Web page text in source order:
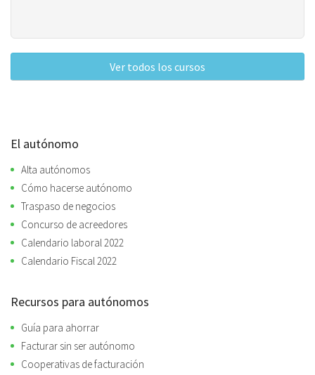
Ver todos los cursos
El autónomo
Alta autónomos
Cómo hacerse autónomo
Traspaso de negocios
Concurso de acreedores
Calendario laboral 2022
Calendario Fiscal 2022
Recursos para autónomos
Guía para ahorrar
Facturar sin ser autónomo
Cooperativas de facturación